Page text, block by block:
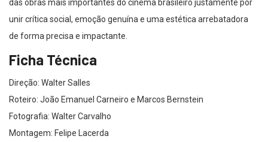
das obras mais importantes do cinema brasileiro justamente por
unir crítica social, emoção genuína e uma estética arrebatadora
de forma precisa e impactante.
Ficha Técnica
Direção: Walter Salles
Roteiro: João Emanuel Carneiro e Marcos Bernstein
Fotografia: Walter Carvalho
Montagem: Felipe Lacerda